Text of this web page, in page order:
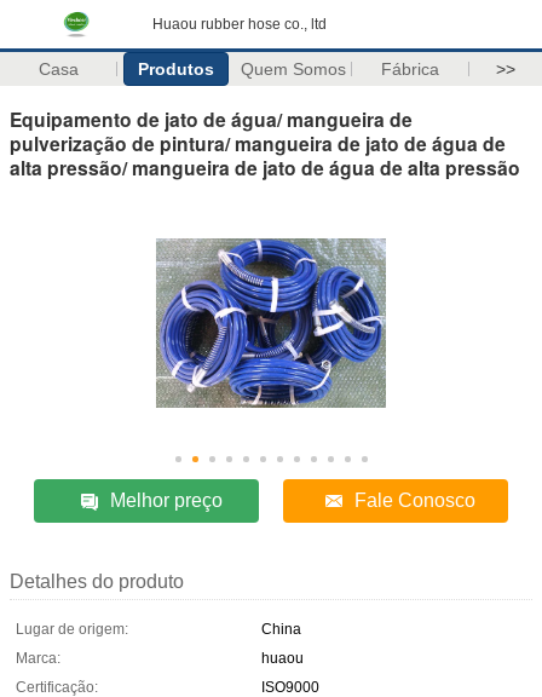
Huaou rubber hose co., ltd
Casa Produtos Quem Somos Fábrica >>
Equipamento de jato de água/ mangueira de
pulverização de pintura/ mangueira de jato de água de
alta pressão/ mangueira de jato de água de alta pressão
Melhor preço Fale Conosco
Detalhes do produto
Lugar de origem:
China
Marca:
huaou
Certificação:
ISO9000